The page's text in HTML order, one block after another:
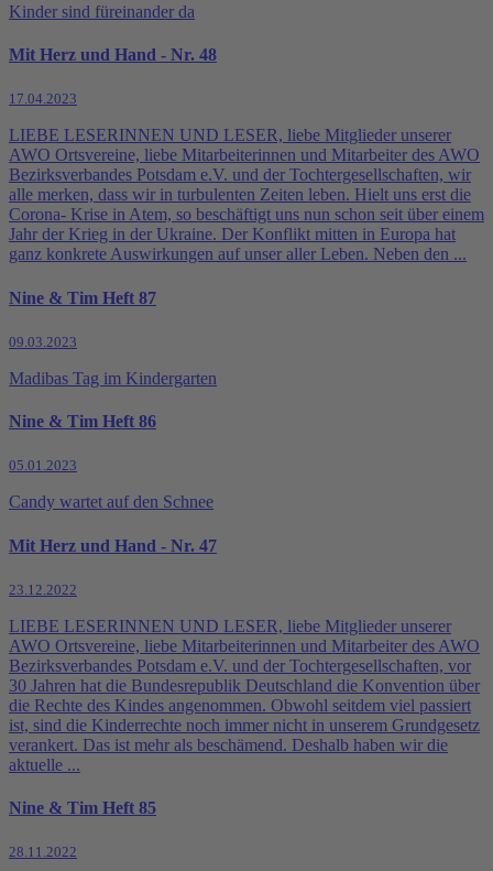
Kinder sind füreinander da
Mit Herz und Hand - Nr. 48
17.04.2023
LIEBE LESERINNEN UND LESER, liebe Mitglieder unserer
AWO Ortsvereine, liebe Mitarbeiterinnen und Mitarbeiter des AWO
Bezirksverbandes Potsdam e.V. und der Tochtergesellschaften, wir
alle merken, dass wir in turbulenten Zeiten leben. Hielt uns erst die
Corona- Krise in Atem, so beschäftigt uns nun schon seit über einem
Jahr der Krieg in der Ukraine. Der Konflikt mitten in Europa hat
ganz konkrete Auswirkungen auf unser aller Leben. Neben den ...
Nine & Tim Heft 87
09.03.2023
Madibas Tag im Kindergarten
Nine & Tim Heft 86
05.01.2023
Candy wartet auf den Schnee
Mit Herz und Hand - Nr. 47
23.12.2022
LIEBE LESERINNEN UND LESER, liebe Mitglieder unserer
AWO Ortsvereine, liebe Mitarbeiterinnen und Mitarbeiter des AWO
Bezirksverbandes Potsdam e.V. und der Tochtergesellschaften, vor
30 Jahren hat die Bundesrepublik Deutschland die Konvention über
die Rechte des Kindes angenommen. Obwohl seitdem viel passiert
ist, sind die Kinderrechte noch immer nicht in unserem Grundgesetz
verankert. Das ist mehr als beschämend. Deshalb haben wir die
aktuelle ...
Nine & Tim Heft 85
28.11.2022